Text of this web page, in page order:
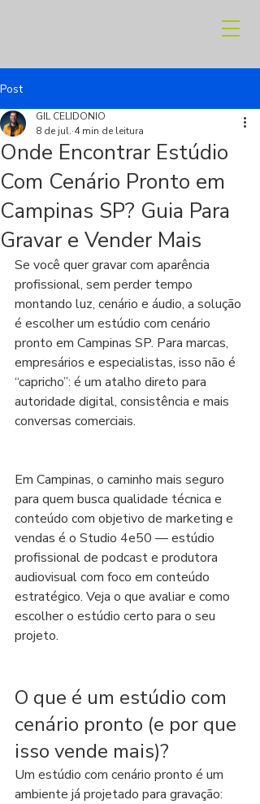
Post
Onde Encontrar Estúdio
Com Cenário Pronto em
Campinas SP? Guia Para
Gravar e Vender Mais
GIL CELIDONIO
8 de jul. 4 min de leitura
Se você quer gravar com aparência
profissional, sem perder tempo
montando luz, cenário e áudio, a solução
é escolher um estúdio com cenário
pronto em Campinas SP. Para marcas,
empresários e especialistas, isso não é
“capricho”: é um atalho direto para
autoridade digital, consistência e mais
conversas comerciais.
Em Campinas, o caminho mais seguro
para quem busca qualidade técnica e
conteúdo com objetivo de marketing e
vendas é o Studio 4e50 — estúdio
profissional de podcast e produtora
audiovisual com foco em conteúdo
estratégico. Veja o que avaliar e como
escolher o estúdio certo para o seu
projeto.
O que é um estúdio com
cenário pronto (e por que
isso vende mais)?
Um estúdio com cenário pronto é um
ambiente já projetado para gravação: